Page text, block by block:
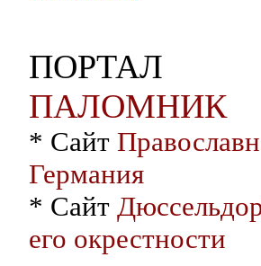
ПОРТАЛ
ПАЛОМНИК
* Сайт
Германия
* Сайт
его окрестности